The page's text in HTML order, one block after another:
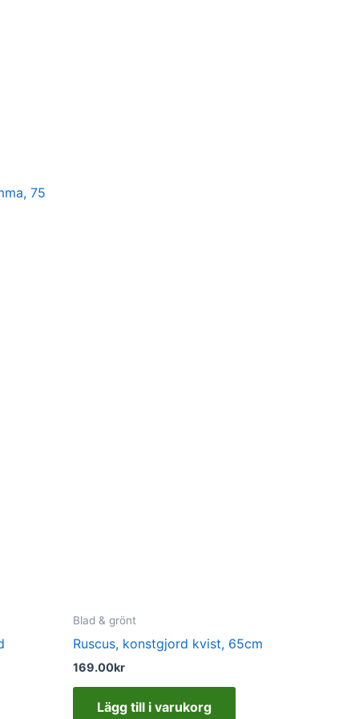
75
Blad & grönt
Ruscus, konstgjord kvist, 65cm
169.00kr
Lägg till i varukorg